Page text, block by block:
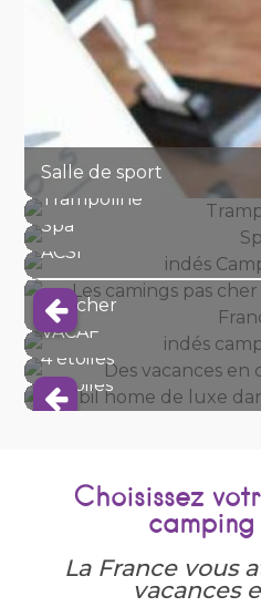
Salle de sport
Trampoline
Wifi
Spa
ACSI
Pas cher
VACAF
4 étoiles
5 étoiles
Choisissez
camping
La France vous
vacances